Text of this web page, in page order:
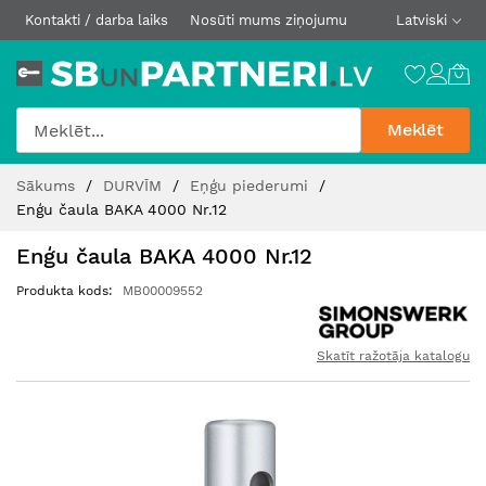
Kontakti / darba laiks Nosūti mums ziņojumu Latviski
Meklēt
Content
Sākums DURVĪM
Eņģu piederumi
Enģu čaula BAKA 4000 Nr.12
Enģu čaula BAKA 4000 Nr.12
Produkta kods MB00009552
Skatīt ražotāja katalogu